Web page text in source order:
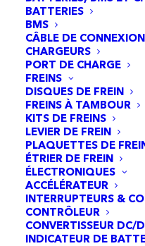
BATTERIES
BMS
CÂBLE DE
CHARGEURS
PORT DE CHARGE
FREINS
DISQUES DE FREIN
FREINS À TAMBOUR
KITS DE FREINS
LEVIER DE FREIN
PLAQUETTES DE
ÉTRIER DE FREIN
ÉLECTRONIQUES
ACCÉLÉRATEUR
INTERRUPTEURS &
CONTRÔLEUR
CONVERTISSEUR DC/
INDICATEUR DE
Pneus
Garantit une
sécurité renforcée
bande anti-crevaison
caractéristique
sécurisés de la
03